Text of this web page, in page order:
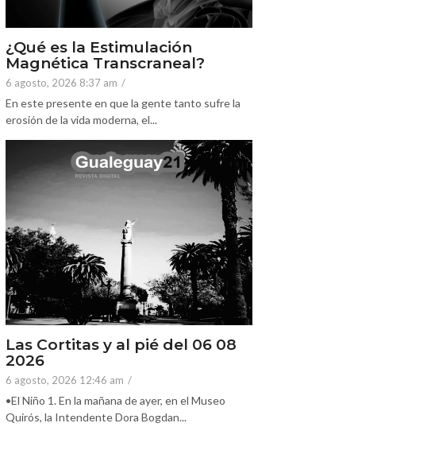
¿Qué es la Estimulación
Magnética Transcraneal?
6 agosto, 2026 8:37 am /
En este presente en que la gente tanto sufre la
erosión de la vida moderna, el...
Las Cortitas y al pié del 06 08
2026
6 agosto, 2026 12:46 am /
•El Niño 1. En la mañana de ayer, en el Museo
Quirós, la Intendente Dora Bogdan...